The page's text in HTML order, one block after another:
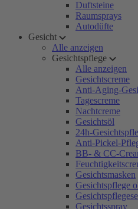
Duftsteine
Raumsprays
Autodüfte
Gesicht
Alle anzeigen
Gesichtspflege
Alle anzeigen
Gesichtscreme
Anti-Aging-
Tagescreme
Nachtcreme
Gesichtsöl
24h-
Anti-Pickel-
BB- & CC-
Gesichtsmasken
Gesichtspflege
Gesichtsspray